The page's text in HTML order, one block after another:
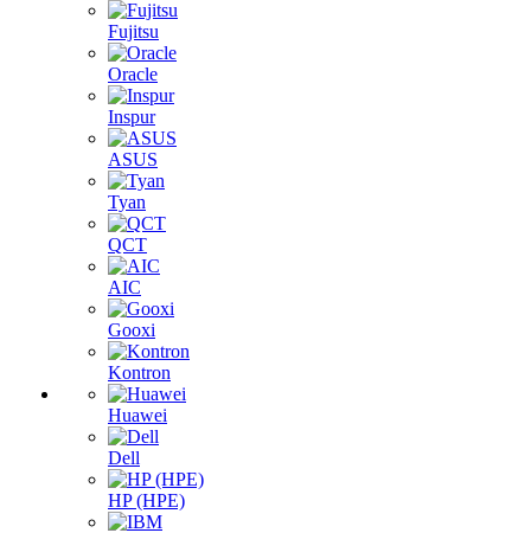
Fujitsu
Oracle
Inspur
ASUS
Tyan
QCT
AIC
Gooxi
Kontron
Huawei
Dell
HP (HPE)